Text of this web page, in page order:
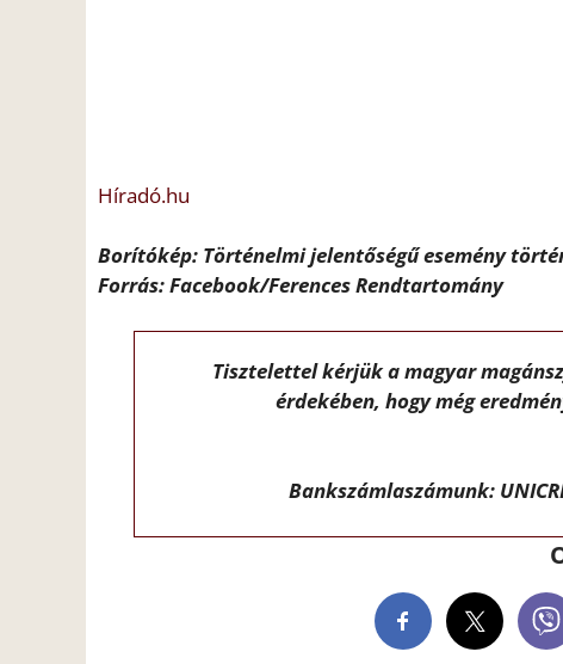
Híradó.hu
Borítókép: Történelmi jelentőségű esemény
Forrás: Facebook/Ferences Rendtartomány
Tisztelettel kérjük a magyar
érdekében, hogy még
Bankszámlaszámunk: